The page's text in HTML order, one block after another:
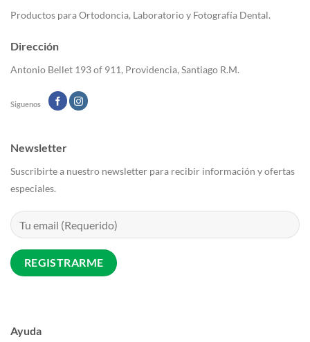
pueden
la
Productos para Ortodoncia, Laboratorio y Fotografía Dental.
Dirección
Antonio Bellet 193 of 911, Providencia, Santiago R.M.
Siguenos
Ayuda
Newsletter
Suscribirte a nuestro newsletter para recibir información y ofertas
especiales.